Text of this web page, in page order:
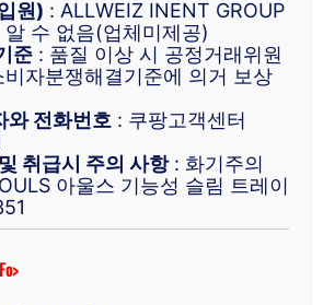
원) : ALLWEIZ INENT GROUP
알 수 없음(업체미제공)
준 : 품질 이상 시 공정거래위원
비자분쟁해결기준에 의거 보상
와 전화번호 : 쿠팡고객센터
취급시 주의 사항: 화기주의
아울스 기능성 슬림 트레이